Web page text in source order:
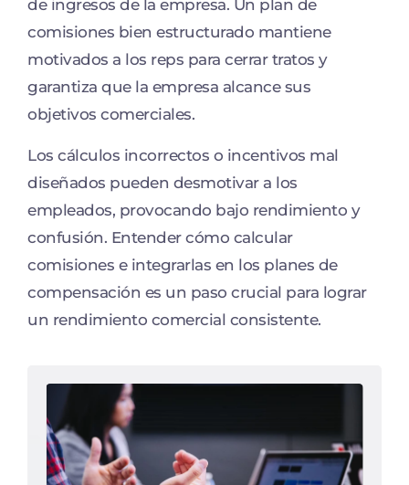
de ingresos de la empresa. Un plan de
comisiones bien estructurado mantiene
motivados a los reps para cerrar tratos y
garantiza que la empresa alcance sus
objetivos comerciales.
Los cálculos incorrectos o incentivos mal
diseñados pueden desmotivar a los
empleados, provocando bajo rendimiento y
confusión. Entender cómo calcular
comisiones e integrarlas en los planes de
compensación es un paso crucial para lograr
un rendimiento comercial consistente.